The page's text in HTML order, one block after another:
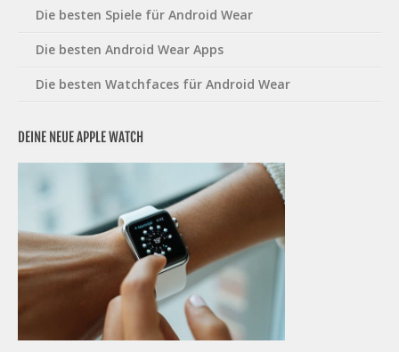
Die besten Spiele für Android Wear
Die besten Android Wear Apps
Die besten Watchfaces für Android Wear
DEINE NEUE APPLE WATCH